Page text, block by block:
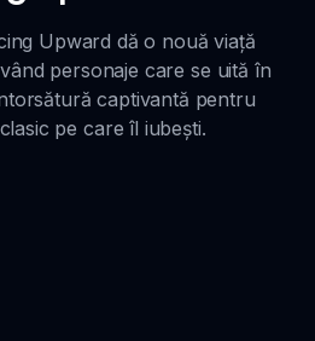
Upward dă o nouă viață
personaje care se uită în
captivantă pentru
pe care îl iubești.